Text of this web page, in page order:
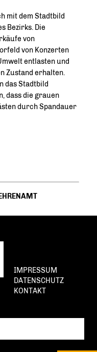
mit dem Stadtbild
Bezirks. Die
von
von Konzerten
entlasten und
Zustand erhalten.
das Stadtbild
dass die grauen
durch Spandauer
EHRENAMT
IMPRESSUM
DATENSCHUTZ
KONTAKT